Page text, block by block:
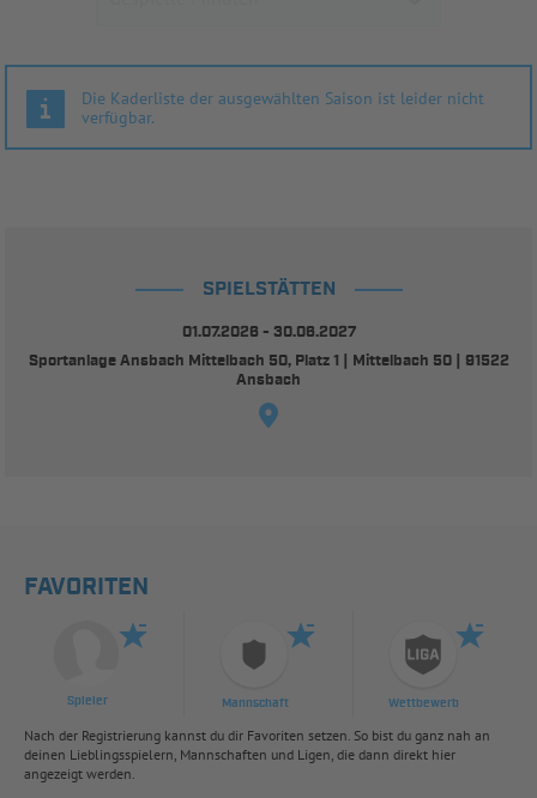
Die Kaderliste der ausgewählten Saison ist leider nicht
verfügbar.
SPIELSTÄTTEN
01.07.2026 - 30.06.2027
Sportanlage Ansbach Mittelbach 50, Platz 1 | Mittelbach 50 | 91522
Ansbach
FAVORITEN
Spieler Mannschaft Wettbewerb
Nach der Registrierung kannst du dir Favoriten setzen. So bist du ganz nah an
deinen Lieblingsspielern, Mannschaften und Ligen, die dann direkt hier
angezeigt werden.